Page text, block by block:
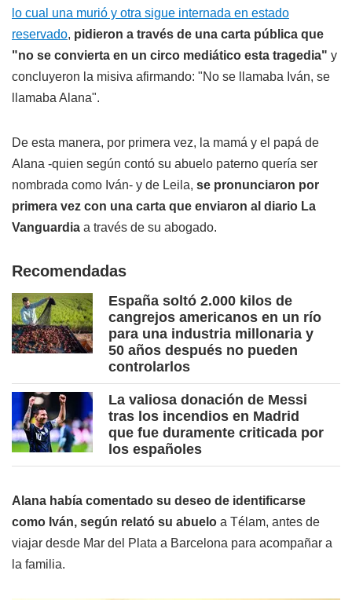
lo cual una murió y otra sigue internada en estado
reservado, pidieron a través de una carta pública que
"no se convierta en un circo mediático esta tragedia" y
concluyeron la misiva afirmando: "No se llamaba Iván, se
llamaba Alana".
De esta manera, por primera vez, la mamá y el papá de
Alana -quien según contó su abuelo paterno quería ser
nombrada como Iván- y de Leila, se pronunciaron por
primera vez con una carta que enviaron al diario La
Vanguardia a través de su abogado.
Recomendadas
España soltó 2.000 kilos de
cangrejos americanos en un río
para una industria millonaria y
50 años después no pueden
controlarlos
La valiosa donación de Messi
tras los incendios en Madrid
que fue duramente criticada por
los españoles
Alana había comentado su deseo de identificarse
como Iván, según relató su abuelo a Télam, antes de
viajar desde Mar del Plata a Barcelona para acompañar a
la familia.